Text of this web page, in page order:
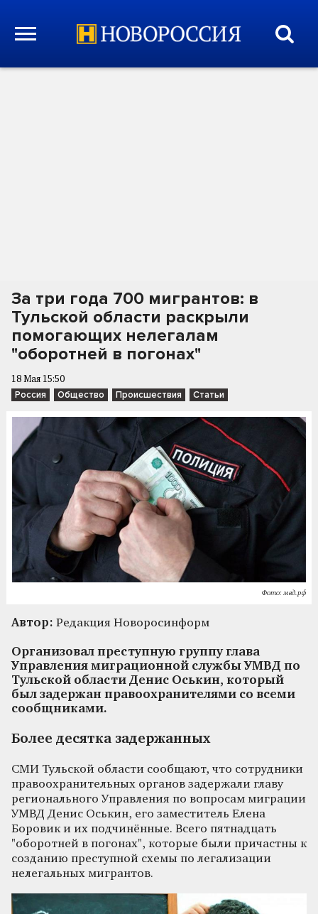
За три года 700 мигрантов: в
Тульской области раскрыли
помогающих нелегалам
"оборотней в погонах"
18 Мая 15:50
Россия Общество Происшествия Статьи
Фото: мвд.рф
Автор: Редакция Новоросинформ
Организовал преступную группу глава
Управления миграционной службы УМВД по
Тульской области Денис Оськин, который
был задержан правоохранителями со всеми
сообщниками.
Более десятка задержанных
СМИ Тульской области сообщают, что сотрудники
правоохранительных органов задержали главу
регионального Управления по вопросам миграции
УМВД Денис Оськин, его заместитель Елена
Боровик и их подчинённые. Всего пятнадцать
"оборотней в погонах", которые были причастны к
созданию преступной схемы по легализации
нелегальных мигрантов.